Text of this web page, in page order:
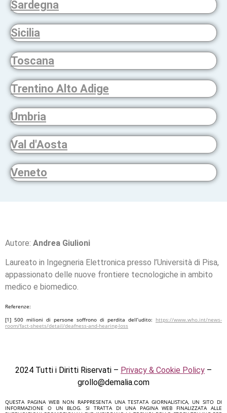
Sardegna
Sicilia
Toscana
Trentino Alto Adige
Umbria
Val d'Aosta
Veneto
Autore: Andrea Giulioni
Laureato in Ingegneria Elettronica presso l’Università di Pisa,
appassionato delle nuove frontiere tecnologiche in ambito
medico e biomedico.
Referenze:
[1] 500 milioni di persone soffrono di perdita dell’udito: https://www.who.int/news-
room/fact-sheets/detail/deafness-and-hearing-loss
2024 Tutti i Diritti Riservati – Privacy & Cookie Policy –
grollo@demalia.com
QUESTA PAGINA WEB NON RAPPRESENTA UNA TESTATA GIORNALISTICA, UN SITO DI
INFORMAZIONE O UN BLOG. SI TRATTA DI UNA PAGINA WEB FINALIZZATA ALLE